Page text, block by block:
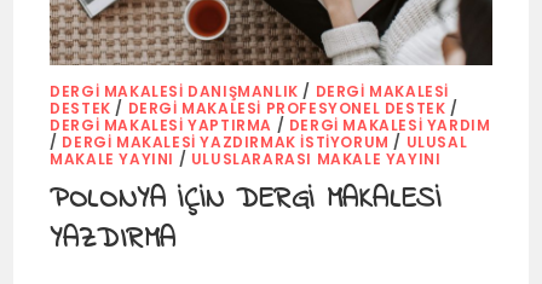
DERGI MAKALESI DANIŞMANLIK / DERGI MAKALESI
DESTEK / DERGI MAKALESI PROFESYONEL DESTEK /
DERGI MAKALESI YAPTIRMA / DERGI MAKALESI YARDIM
/ DERGI MAKALESI YAZDIRMAK İSTIYORUM / ULUSAL
MAKALE YAYINI / ULUSLARARASI MAKALE YAYINI
POLONYA İÇİN DERGİ MAKALESİ
YAZDIRMA